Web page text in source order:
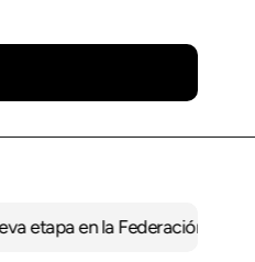
la Federación de Peñas del